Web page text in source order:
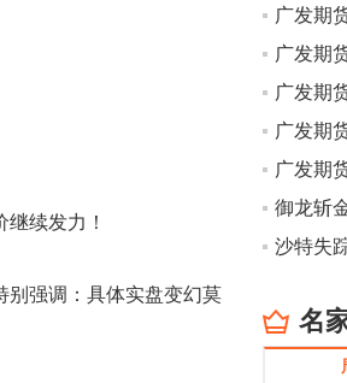
续发力！
强调：具体实盘变幻莫
方正
段性
立涨
金，
豆二
影响
操作
8月5
金主
广发期
广发期
御龙斩
名